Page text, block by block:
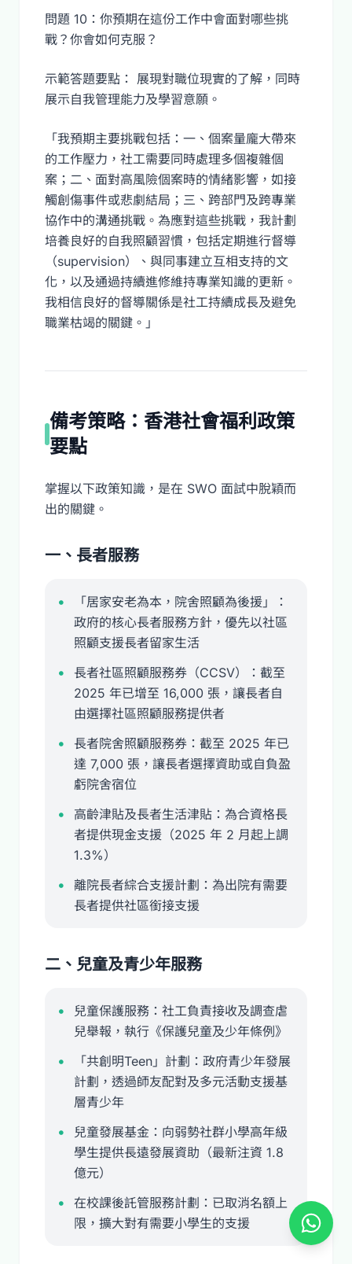
問題 10：你預期在這份工作中會面對哪些挑
戰？你會如何克服？
示範答題要點： 展現對職位現實的了解，同時
展示自我管理能力及學習意願。
「我預期主要挑戰包括：一、個案量龐大帶來
的工作壓力，社工需要同時處理多個複雜個
案；二、面對高風險個案時的情緒影響，如接
觸創傷事件或悲劇結局；三、跨部門及跨專業
協作中的溝通挑戰。為應對這些挑戰，我計劃
培養良好的自我照顧習慣，包括定期進行督導
（supervision）、與同事建立互相支持的文
化，以及通過持續進修維持專業知識的更新。
我相信良好的督導關係是社工持續成長及避免
職業枯竭的關鍵。」
備考策略：香港社會福利政策
要點
掌握以下政策知識，是在 SWO 面試中脫穎而
出的關鍵。
一、長者服務
「居家安老為本，院舍照顧為後援」：
政府的核心長者服務方針，優先以社區
照顧支援長者留家生活
長者社區照顧服務券（CCSV）：截至
2025 年已增至 16,000 張，讓長者自
由選擇社區照顧服務提供者
長者院舍照顧服務券：截至 2025 年已
達 7,000 張，讓長者選擇資助或自負盈
虧院舍宿位
高齡津貼及長者生活津貼：為合資格長
者提供現金支援（2025 年 2 月起上調
1.3%）
離院長者綜合支援計劃：為出院有需要
長者提供社區銜接支援
二、兒童及青少年服務
兒童保護服務：社工負責接收及調查虐
兒舉報，執行《保護兒童及少年條例》
「共創明Teen」計劃：政府青少年發展
計劃，透過師友配對及多元活動支援基
層青少年
兒童發展基金：向弱勢社群小學高年級
學生提供長遠發展資助（最新注資 1.8
億元）
在校課後託管服務計劃：已取消名額上
限，擴大對有需要小學生的支援